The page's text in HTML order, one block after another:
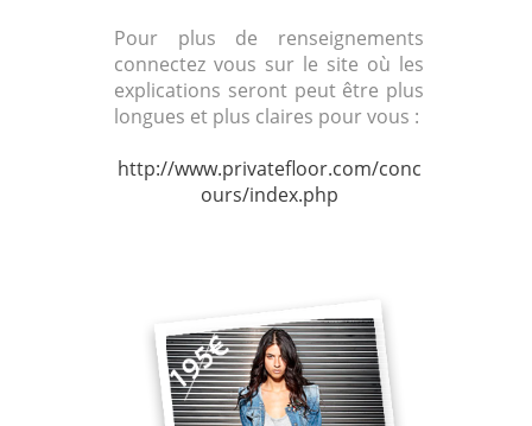
Pour plus de renseignements
connectez vous sur le site où les
explications seront peut être plus
longues et plus claires pour vous :
http://www.privatefloor.com/conc
ours/index.php